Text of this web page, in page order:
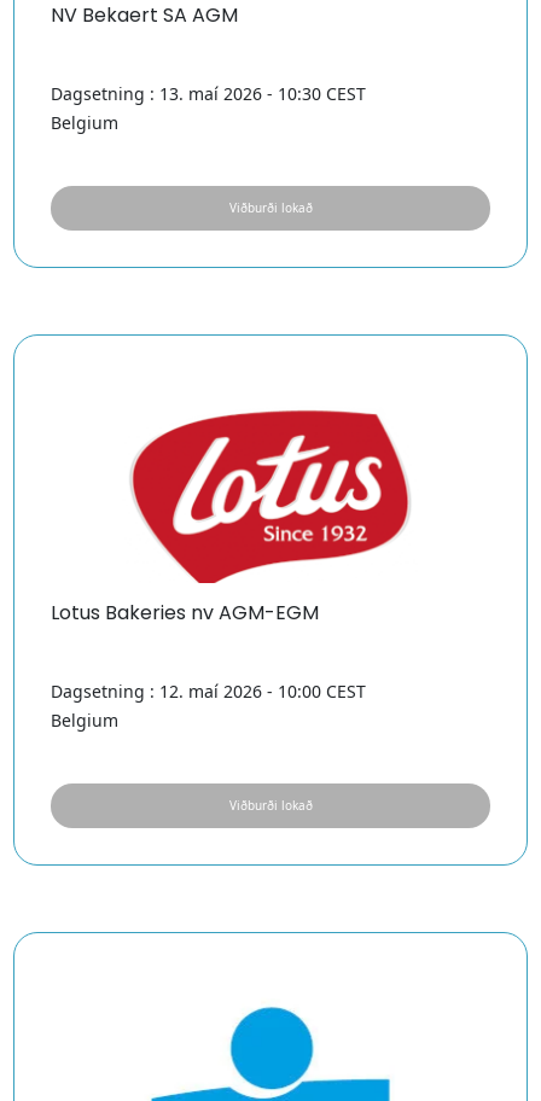
NV Bekaert SA AGM
Dagsetning : 13. maí 2026 - 10:30 CEST
Belgium
Viðburði lokað
Lotus Bakeries nv AGM-EGM
Dagsetning : 12. maí 2026 - 10:00 CEST
Belgium
Viðburði lokað